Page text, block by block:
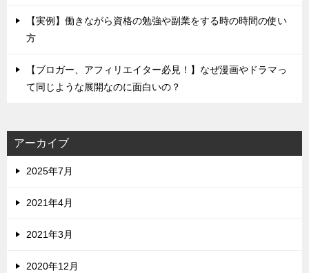
【実例】働きながら資格の勉強や副業をする時の時間の使い
方
【ブロガー、アフィリエイター必見！】なぜ漫画やドラマっ
て同じような展開なのに面白いの？
アーカイブ
2025年7月
2021年4月
2021年3月
2020年12月